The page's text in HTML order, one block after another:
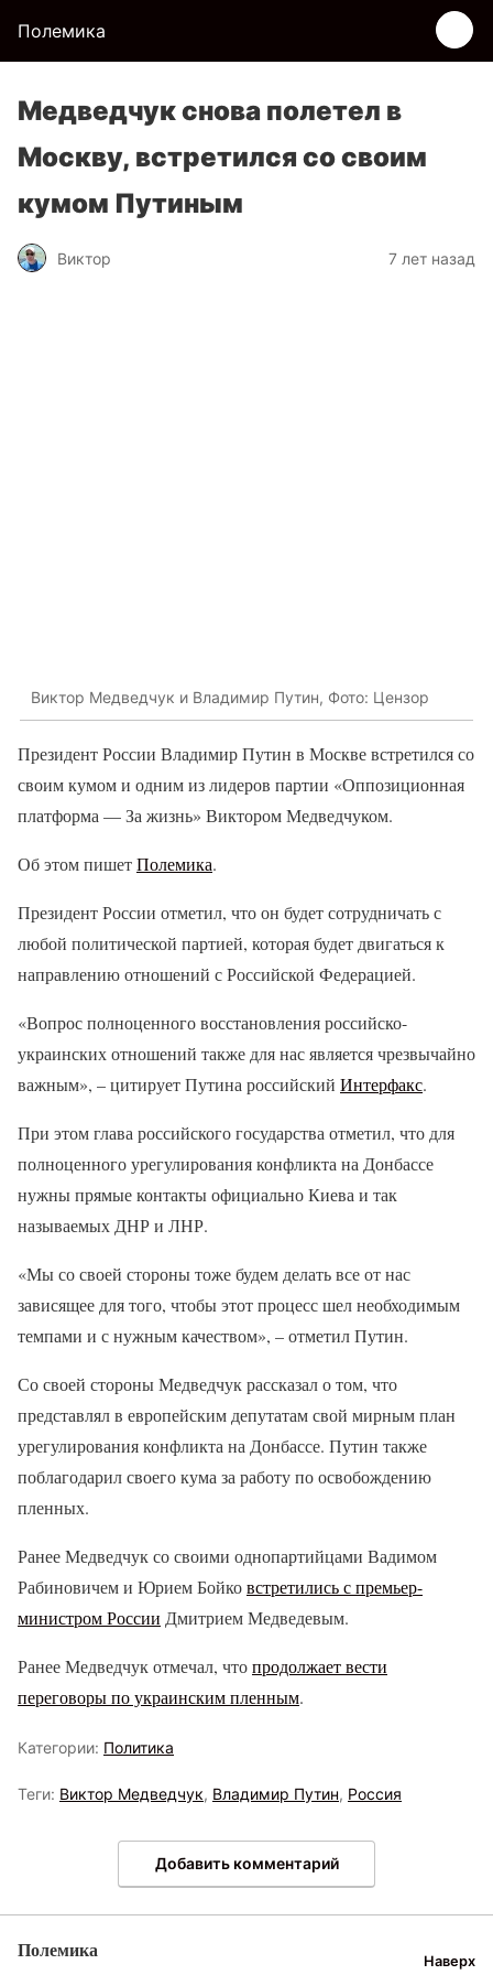
Полемика
Медведчук снова полетел в
Москву, встретился со своим
кумом Путиным
Виктор 7 лет назад
Виктор Медведчук и Владимир Путин, Фото: Цензор
Президент России Владимир Путин в Москве встретился со
своим кумом и одним из лидеров партии «Оппозиционная
платформа — За жизнь» Виктором Медведчуком.
Об этом пишетПолемика.
Президент России отметил, что он будет сотрудничать с
любой политической партией, которая будет двигаться к
направлению отношений с Российской Федерацией.
«Вопрос полноценного восстановления российско-
украинских отношений также для нас является чрезвычайно
важным», – цитирует Путина российский Интерфакс.
При этом глава российского государства отметил, что для
полноценного урегулирования конфликта на Донбассе
нужны прямые контакты официально Киева и так
называемых ДНР и ЛНР.
«Мы со своей стороны тоже будем делать все от нас
зависящее для того, чтобы этот процесс шел необходимым
темпами и с нужным качеством», – отметил Путин.
Со своей стороны Медведчук рассказал о том, что
представлял в европейским депутатам свой мирным план
урегулирования конфликта на Донбассе. Путин также
поблагодарил своего кума за работу по освобождению
пленных.
Ранее Медведчук со своими однопартийцами Вадимом
Рабиновичем и Юрием Бойковстретились с премьер-
министром России Дмитрием Медведевым.
Ранее Медведчук отмечал, чтопродолжает вести
переговоры по украинским пленным.
Категории: Политика
Теги: Виктор Медведчук, Владимир Путин, Россия
Добавить комментарий
Полемика Наверх